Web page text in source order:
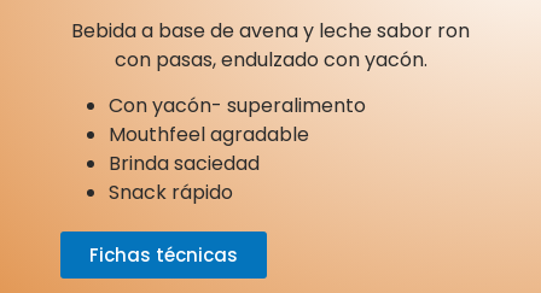
Bebida a base de avena y leche sabor ron
con pasas, endulzado con yacón.
Con yacón- superalimento
Mouthfeel agradable
Brinda saciedad
Snack rápido
Fichas técnicas